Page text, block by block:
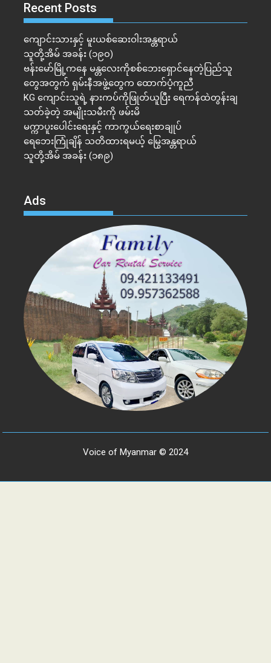
Recent Posts
ကျောင်းသားနှင့် မူးယစ်ဆေးဝါးအန္တရာယ်
သူတို့အိမ် အခန်း (၁၉၀)
ဗန်းမော်မြို့ကနေ မန္တလေးကိုစစ်ဘေးရှောင်နေတဲ့ပြည်သူ
တွေအတွက် ရှမ်းနီအဖွဲ့တွေက ထောက်ပံ့ကူညီ
KG ကျောင်းသူရဲ့ နားကပ်ကိုဖြုတ်ယူပြီး ရေကန်ထဲတွန်းချ
သတ်ခဲ့တဲ့ အမျိုးသမီးကို ဖမ်းမိ
မက္ကာပူးပေါင်းရေးနှင့် ကာကွယ်ရေးစာချုပ်
ရေဘေးကြုံချိန် သတိထားရမယ့် မြွေအန္တရာယ်
သူတို့အိမ် အခန်း (၁၈၉)
Ads
Voice of Myanmar © 2024